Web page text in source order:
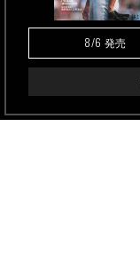
8/6 発売